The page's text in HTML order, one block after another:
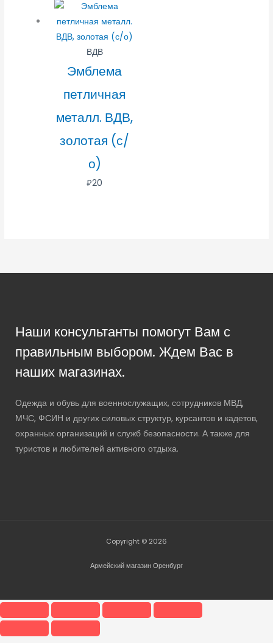
ВДВ
Эмблема
петличная
металл. ВДВ,
золотая (с/
о)
₽20
Наши консультанты помогут Вам с
правильным выбором. Ждем Вас в
наших магазинах.
Одежда и обувь для военнослужащих, сотрудников МВД,
МЧС, ФСИН и других силовых структур, курсантов и кадетов,
охранных организаций и служб безопасности. А также для
туристов и любителей активного отдыха.
Copyright © 2026
Армейский магазин Оренбург